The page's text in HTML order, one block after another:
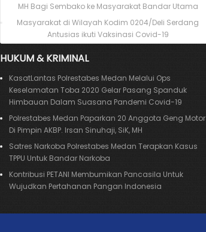
MH Bagi Sembako ke Masyarakat Bandar Utama
Masyarakat di Wilayah Kodim 0204/Deli Serdang
Antusias ikuti Vaksinasi Covid-19
HUKUM & KRIMINAL
KasatLantas Polrestabes Medan Melalui Ops
Keselamatan Toba 2020 Gelar Pasang Spanduk
Himbauan Dalam Suasana Pandemi Covid-19
Polrestabes Medan Paparkan 20 Anggota Geng Motor
Di Pimpin AKBP. Irsan Sinuhaji, SiK, MH
Satres Narkoba Polrestabes Medan Terapkan Kasus
TPPU Untuk Bandar Narkoba
Kontribusi PETANI Membumikan Pancasila Untuk
Wujudkan Pertahanan Pangan Indonesia